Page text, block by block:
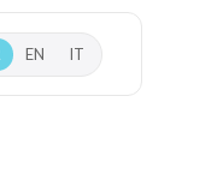
EN IT